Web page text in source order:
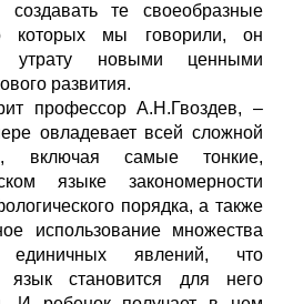
создавать те своеобразные
мы говорили, он
утрату новыми ценными
развития.
профессор А.Н.Гвоздев, –
овладевает всей сложной
включая самые тонкие,
языке закономерности
порядка, а также
использование множества
единичных явлений, что
язык становится для него